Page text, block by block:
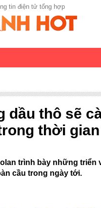
tin điện tử tổng hợp
dầu thô sẽ
thời
trình bày những triển
cầu trong ngày tới.